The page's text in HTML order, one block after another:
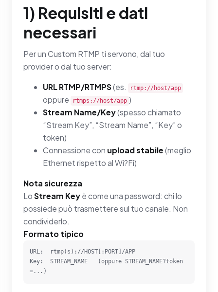
1) Requisiti e dati
necessari
Per un Custom RTMP ti servono, dal tuo
provider o dal tuo server:
URL RTMP/RTMPS(es. rtmp://host/app
oppure rtmps://host/app )
Stream Name/Key(spesso chiamato
“Stream Key”, “Stream Name”, “Key” o
token)
Connessione con upload stabile(meglio
Ethernet rispetto al Wi?Fi)
Nota sicurezza
LoStream Keyè come una password: chi lo
possiede può trasmettere sul tuo canale. Non
condividerlo.
Formato tipico
URL:  rtmp(s)://HOST[:PORT]/APP
Key:  STREAM_NAME   (oppure STREAM_NAME?token
=...)